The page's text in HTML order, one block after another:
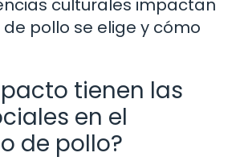
culturales impactan
pollo se elige y cómo
tienen las
en el
de pollo?